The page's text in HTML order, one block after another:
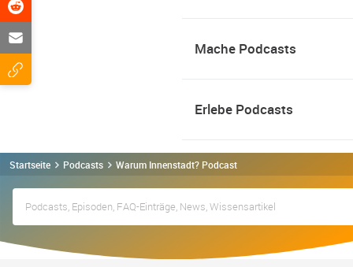
Mache Podcasts
Erlebe Podcasts
Startseite Podcasts Warum Innenstadt? Podcast